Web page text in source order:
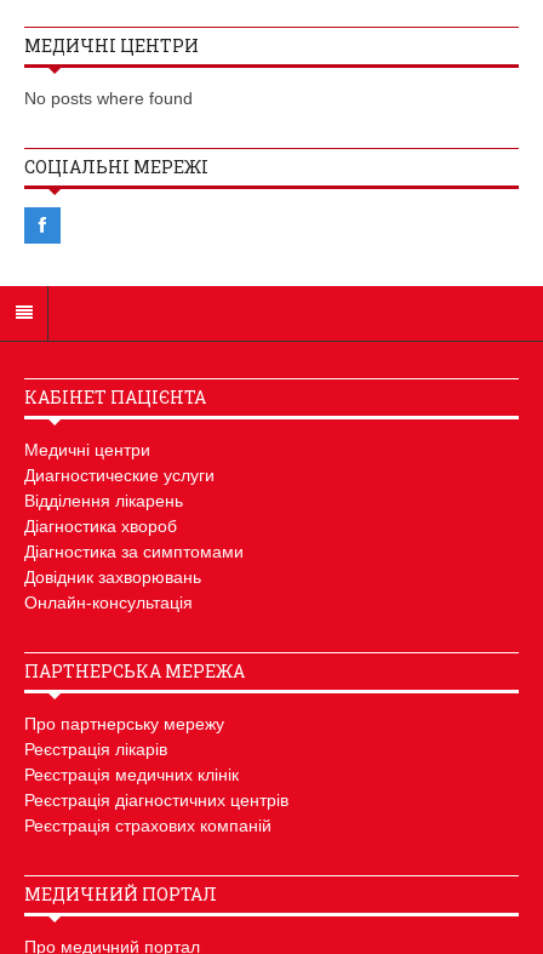
МЕДИЧНІ ЦЕНТРИ
No posts where found
СОЦІАЛЬНІ МЕРЕЖІ
КАБІНЕТ ПАЦІЄНТА
Медичні центри
Диагностические услуги
Відділення лікарень
Діагностика хвороб
Діагностика за симптомами
Довідник захворювань
Онлайн-консультація
ПАРТНЕРСЬКА МЕРЕЖА
Про партнерську мережу
Реєстрація лікарів
Реєстрація медичних клінік
Реєстрація діагностичних центрів
Реєстрація страхових компаній
МЕДИЧНИЙ ПОРТАЛ
Про медичний портал